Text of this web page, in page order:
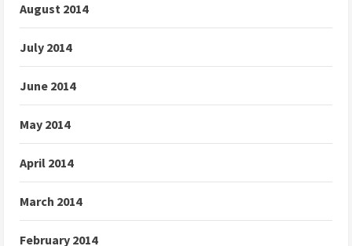
August 2014
July 2014
June 2014
May 2014
April 2014
March 2014
February 2014